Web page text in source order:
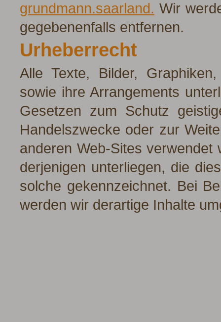
grundmann.saarland. Wir
gegebenenfalls entfernen.
Urheberrecht
Alle Texte, Bilder,
sowie ihre Arrangements
Gesetzen zum Schutz
Handelszwecke oder zur
anderen Web-Sites
derjenigen unterliegen, die
solche gekennzeichnet. Bei
werden wir derartige Inhalte